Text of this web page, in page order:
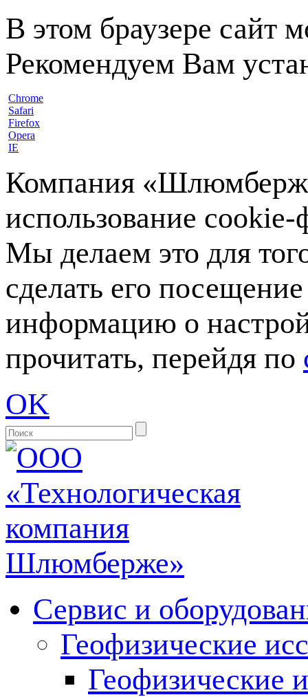
В этом браузере сайт
Рекомендуем Вам
Chrome
Safari
Firefox
Opera
IE
Компания
использование
Мы делаем это для
сделать его
информацию о
прочитать, перейдя по
OK
Сервис и
Геофизические
Геофизические